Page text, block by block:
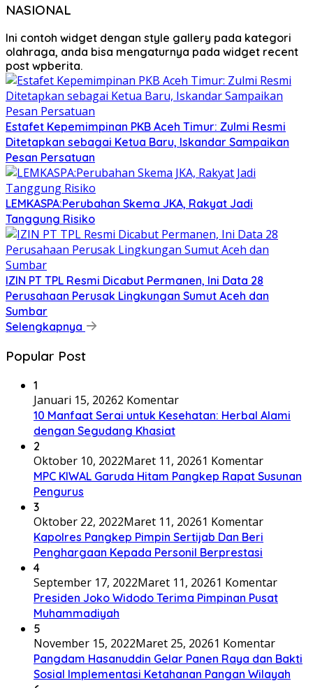
NASIONAL
Ini contoh widget dengan style gallery pada kategori
olahraga, anda bisa mengaturnya pada widget recent
post wpberita.
Estafet Kepemimpinan PKB Aceh Timur: Zulmi Resmi
Ditetapkan sebagai Ketua Baru, Iskandar Sampaikan
Pesan Persatuan
LEMKASPA:Perubahan Skema JKA, Rakyat Jadi
Tanggung Risiko
IZIN PT TPL Resmi Dicabut Permanen, Ini Data 28
Perusahaan Perusak Lingkungan Sumut Aceh dan
Sumbar
Selengkapnya
Popular Post
1
Januari 15, 20262 Komentar
10 Manfaat Serai untuk Kesehatan: Herbal Alami
dengan Segudang Khasiat
2
Oktober 10, 2022Maret 11, 20261 Komentar
MPC KIWAL Garuda Hitam Pangkep Rapat Susunan
Pengurus
3
Oktober 22, 2022Maret 11, 20261 Komentar
Kapolres Pangkep Pimpin Sertijab Dan Beri
Penghargaan Kepada Personil Berprestasi
4
September 17, 2022Maret 11, 20261 Komentar
Presiden Joko Widodo Terima Pimpinan Pusat
Muhammadiyah
5
November 15, 2022Maret 25, 20261 Komentar
Pangdam Hasanuddin Gelar Panen Raya dan Bakti
Sosial Implementasi Ketahanan Pangan Wilayah